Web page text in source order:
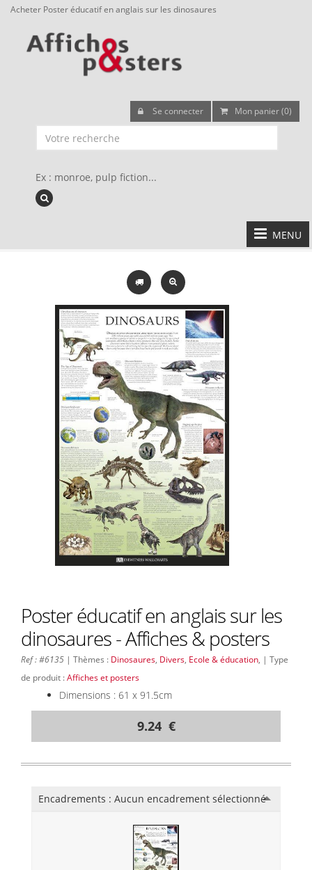
Acheter Poster éducatif en anglais sur les dinosaures
Se connecter Mon panier (0)
Ex : monroe, pulp fiction...
MENU
Poster éducatif en anglais sur les
dinosaures - Affiches & posters
Ref : #6135 | Thèmes : Dinosaures Divers Ecole & éducation , | Type
de produit :Affiches et posters
Dimensions : 61 x 91.5cm
9.24 €
Encadrements : Aucun encadrement sélectionné